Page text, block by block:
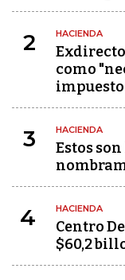
2 HACIENDA
como
3 HACIENDA
Estos
4 HACIENDA
Centro
$60,2